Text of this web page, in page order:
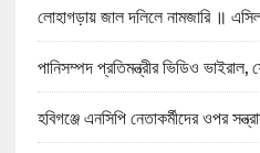
লোহাগড়ায় জাল দলিলে নামজারি ॥
পানিসম্পদ প্রতিমন্ত্রীর ভিডিও ভাইরাল,
হবিগঞ্জে এনসিপি নেতাকর্মীদের ওপর